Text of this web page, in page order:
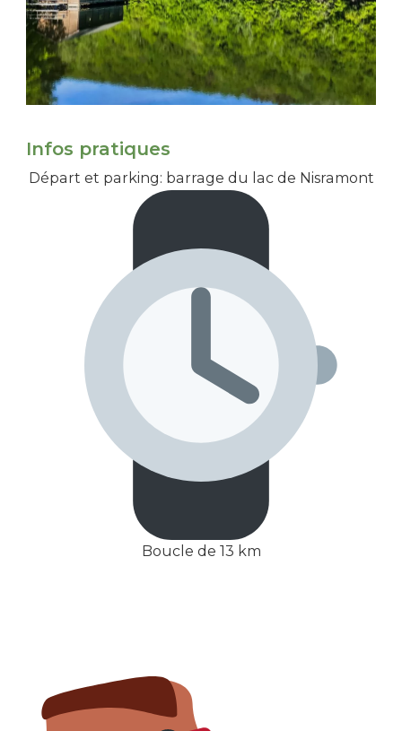
Infos pratiques
Départ et parking: barrage du lac de Nisramont
Boucle de 13 km